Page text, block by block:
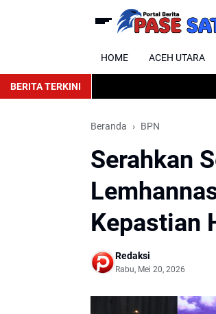
HOME ACEH UTARA
BERITA TERKINI
Beranda BPN
Serahkan
Kepastian
Redaksi
Rabu, Mei 20, 2026